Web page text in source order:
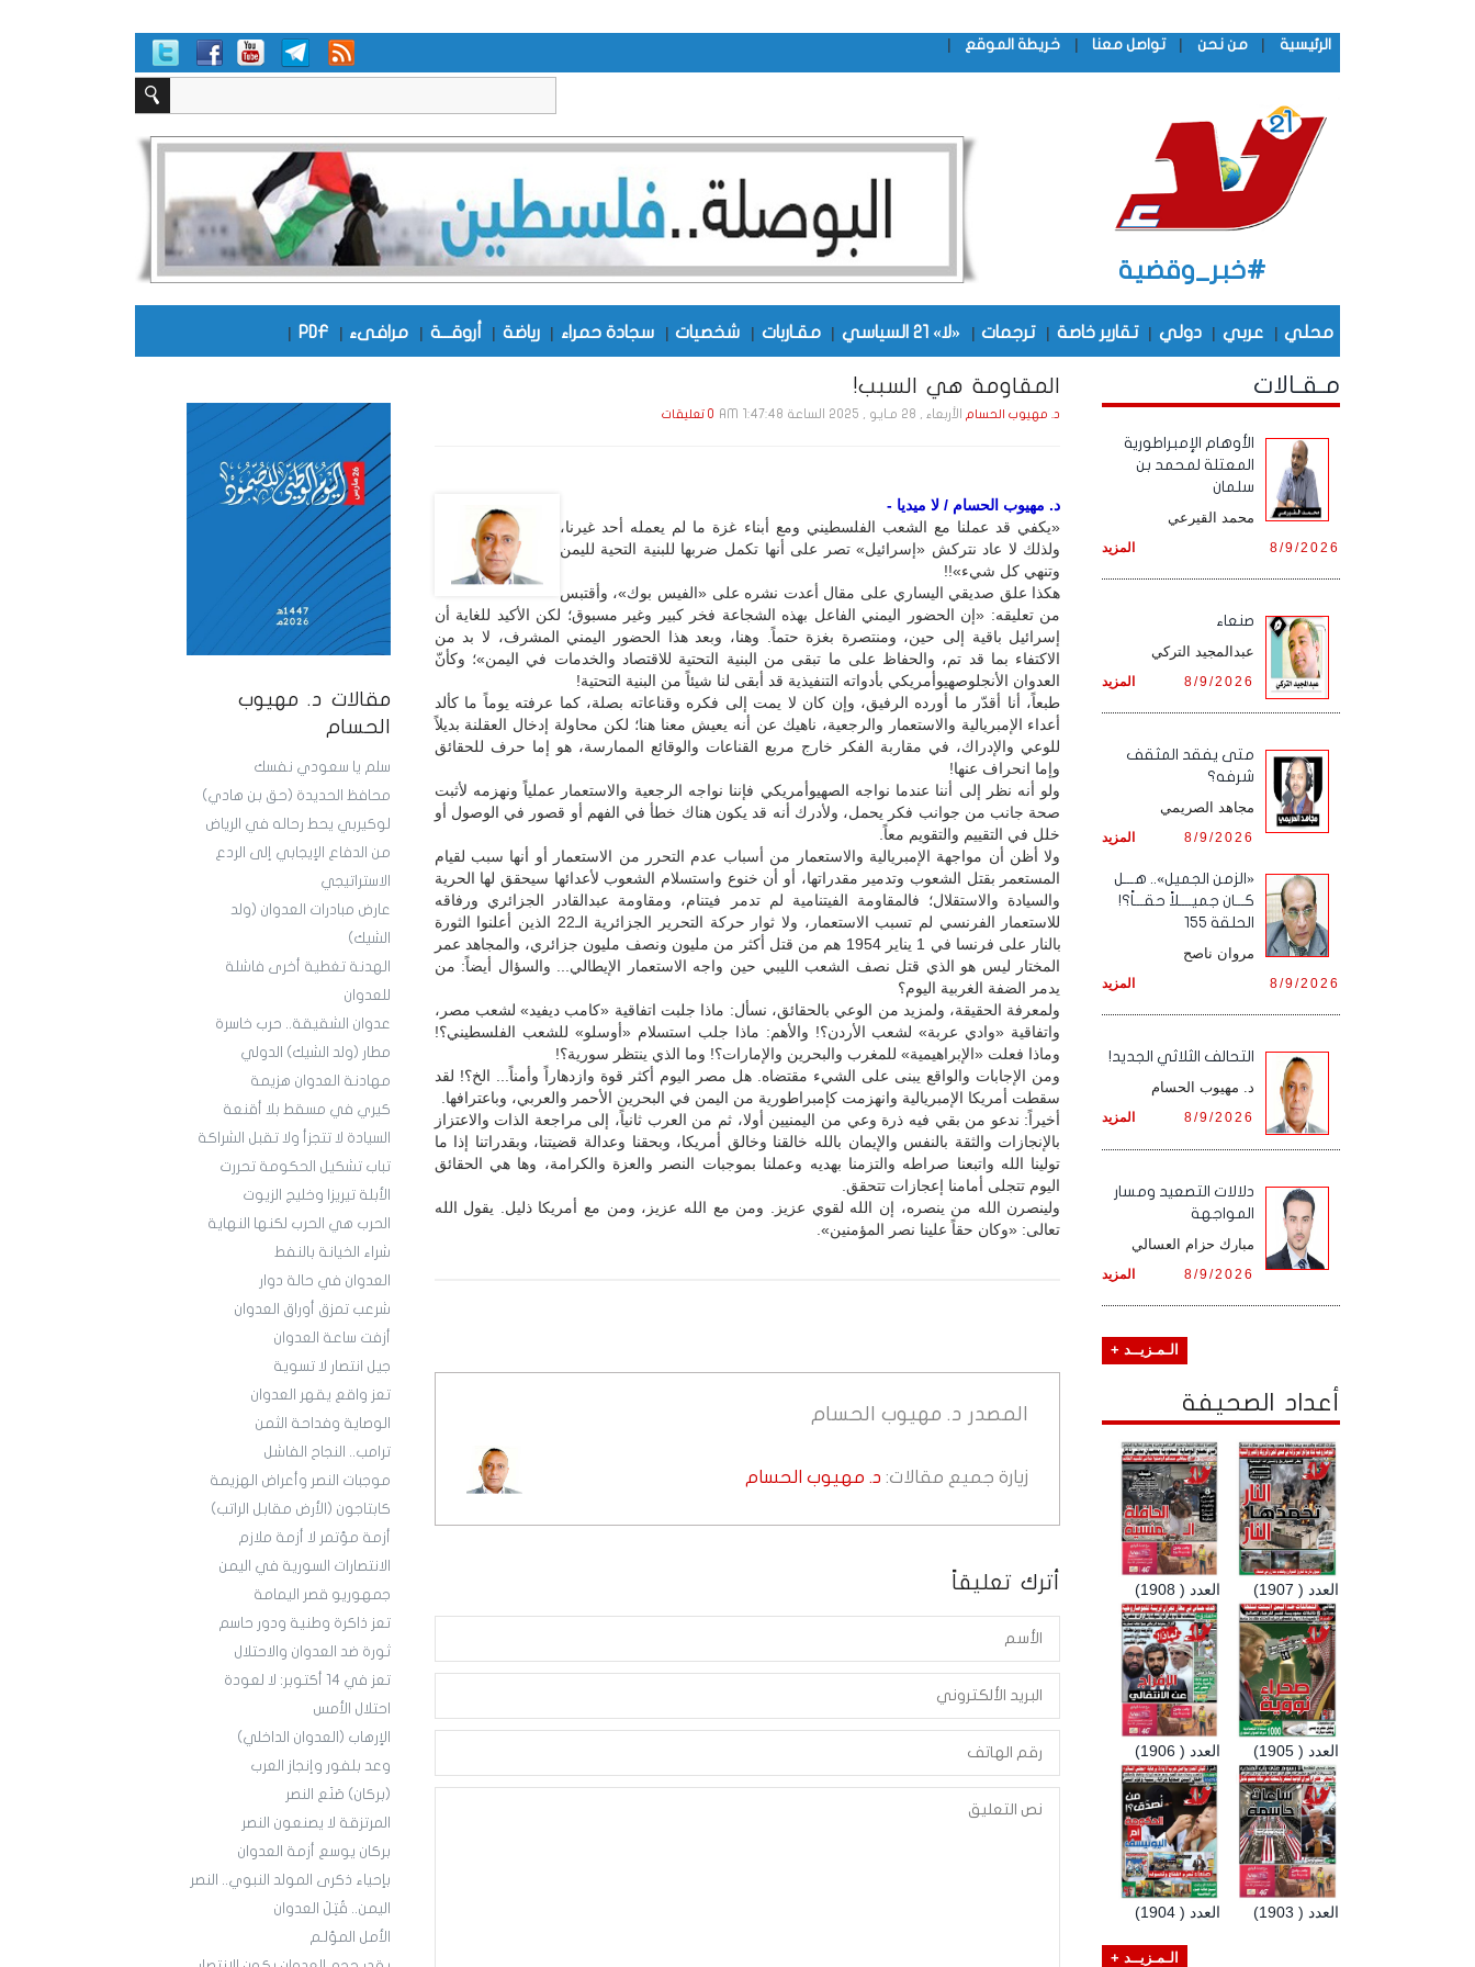
الرئيسية | من نحن | تواصل معنا | خريطة الموقع |
#خبر_وقضية
محلي | عربي | دولي | تقارير خاصة | ترجمات | «لا» 21 السياسي | مقـاربات | شخصيات | سجادة حمراء | رياضة | أروقـــة | مرافىء |
PDF
|
مقالات د. مهيوب
الحسام
سلم يا سعودي نفسك
محافظ الحديدة (حق بن هادي)
لوكيربي يحط رحاله في الرياض
من الدفاع الإيجابي إلى الردع
الاستراتيجي
عارض مبادرات العدوان (ولد
الشيك)
الهدنة تغطية أخرى فاشلة
للعدوان
عدوان الشقيقة.. حرب خاسرة
مطار (ولد الشيك) الدولي
مهادنة العدوان هزيمة
كيري في مسقط بلا أقنعة
السيادة لا تتجزأ ولا تقبل الشراكة
تباب تشكيل الحكومة تحررت
الأبلة تيريزا وخليج الزيوت
الحرب هي الحرب لكنها النهاية
شراء الخيانة بالنفط
العدوان في حالة دوار
شرعب تمزق أوراق العدوان
أزفت ساعة العدوان
جيل انتصار لا تسوية
تعز واقع يقهر العدوان
الوصاية وفداحة الثمن
ترامب.. النجاح الفاشل
موجبات النصر وأعراض الهزيمة
كابتاجون (الأرض مقابل الراتب)
أزمة مؤتمر لا أزمة ملازم
الانتصارات السورية في اليمن
جمهوريو قصر اليمامة
تعز ذاكرة وطنية ودور حاسم
ثورة ضد العدوان والاحتلال
تعز في 14 أكتوبر: لا لعودة
احتلال الأمس
الإرهاب (العدوان الداخلي)
وعد بلفور وإنجاز العرب
(بركان) صَنَع النصر
المرتزقة لا يصنعون النصر
بركان يوسع أزمة العدوان
بإحياء ذكرى المولد النبوي.. النصر
اليمن.. قُتِلَ العدوان
الأمل المؤلـم
المقاومة هي السبب!
د. مهيوب الحسام الأربعاء , 28 مـايـو , 2025 الساعة 1:47:48 AM 0 تعليقات
د. مهيوب الحسام / لا ميديا -
«يكفي قد عملنا مع الشعب الفلسطيني ومع أبناء غزة ما لم يعمله أحد غيرنا،
ولذلك لا عاد نتركش «إسرائيل» تصر على أنها تكمل ضربها للبنية التحية لليمن
وتنهي كل شيء»!!
هكذا علق صديقي اليساري على مقال أعدت نشره على «الفيس بوك»، وأقتبس
من تعليقه: «إن الحضور اليمني الفاعل بهذه الشجاعة فخر كبير وغير مسبوق؛ لكن الأكيد للغاية أن
إسرائيل باقية إلى حين، ومنتصرة بغزة حتماً. وهنا، وبعد هذا الحضور اليمني المشرف، لا بد من
الاكتفاء بما قد تم، والحفاظ على ما تبقى من البنية التحتية للاقتصاد والخدمات في اليمن»؛ وكأنّ
العدوان الأنجلوصهيوأمريكي بأدواته التنفيذية قد أبقى لنا شيئاً من البنية التحتية!
طبعاً، أنا أقدّر ما أورده الرفيق، وإن كان لا يمت إلى فكره وقناعاته بصلة، كما عرفته يوماً ما كألد
أعداء الإمبريالية والاستعمار والرجعية، ناهيك عن أنه يعيش معنا هنا؛ لكن محاولة إدخال العقلنة بديلاً
للوعي والإدراك، في مقاربة الفكر خارج مربع القناعات والوقائع الممارسة، هو إما حرف للحقائق
وإما انحراف عنها!
ولو أنه نظر إلى أننا عندما نواجه الصهيوأمريكي فإننا نواجه الرجعية والاستعمار عملياً ونهزمه لأثبت
صحة جانب من جوانب فكر يحمل، ولأدرك أنه قد يكون هناك خطأ في الفهم أو قصور في الوصول أو
خلل في التقييم والتقويم معاً.
ولا أظن أن مواجهة الإمبريالية والاستعمار من أسباب عدم التحرر من الاستعمار أو أنها سبب لقيام
المستعمر بقتل الشعوب وتدمير مقدراتها، أو أن خنوع واستسلام الشعوب لأعدائها سيحقق لها الحرية
والسيادة والاستقلال؛ فالمقاومة الفيتنامية لم تدمر فيتنام، ومقاومة عبدالقادر الجزائري ورفاقه
للاستعمار الفرنسي لم تسبب الاستعمار، ولا ثوار حركة التحرير الجزائرية الـ22 الذين أعلنوا الثورة
بالنار على فرنسا في 1 يناير 1954 هم من قتل أكثر من مليون ونصف مليون جزائري، والمجاهد عمر
المختار ليس هو الذي قتل نصف الشعب الليبي حين واجه الاستعمار الإيطالي... والسؤال أيضاً: من
يدمر الضفة الغربية اليوم؟
ولمعرفة الحقيقة، ولمزيد من الوعي بالحقائق، نسأل: ماذا جلبت اتفاقية «كامب ديفيد» لشعب مصر،
واتفاقية «وادي عربة» لشعب الأردن؟! والأهم: ماذا جلب استسلام «أوسلو» للشعب الفلسطيني؟!
وماذا فعلت «الإبراهيمية» للمغرب والبحرين والإمارات؟! وما الذي ينتظر سورية؟!
ومن الإجابات والواقع يبنى على الشيء مقتضاه. هل مصر اليوم أكثر قوة وازدهاراً وأمناً... الخ؟! لقد
سقطت أمريكا الإمبريالية وانهزمت كإمبراطورية من اليمن في البحرين الأحمر والعربي، وباعترافها.
أخيراً: ندعو من بقي فيه ذرة وعي من اليمنيين أولا، ثم من العرب ثانياً، إلى مراجعة الذات والاعتزاز
بالإنجازات والثقة بالنفس والإيمان بالله خالقنا وخالق أمريكا، وبحقنا وعدالة قضيتنا، وبقدراتنا إذا ما
تولينا الله واتبعنا صراطه والتزمنا بهديه وعملنا بموجبات النصر والعزة والكرامة، وها هي الحقائق
اليوم تتجلى أمامنا إعجازات تتحقق.
ولينصرن الله من ينصره، إن الله لقوي عزيز. ومن مع الله عزيز، ومن مع أمريكا ذليل. يقول الله
تعالى: «وكان حقاً علينا نصر المؤمنين».
المصدر د. مهيوب الحسام
زيارة جميع مقالات: د. مهيوب الحسام
أترك تعليقاً
مـقـالات
الأوهام الإمبراطورية
المعتلة لمحمد بن
سلمان
محمد القيرعي
المزيد 8/9/2026
صنعاء
عبدالمجيد التركي
المزيد 8/9/2026
متى يفقد المثقف
شرفه؟
مجاهد الصريمي
المزيد 8/9/2026
«الزمن الجميل».. هـــل
كـــان جميــــلاً حقـــاً؟!
الحلقة 155
مروان ناصح
المزيد 8/9/2026
التحالف الثلاثي الجديد!
د. مهيوب الحسام
المزيد 8/9/2026
دلالات التصعيد ومسار
المواجهة
مبارك حزام العسالي
المزيد 8/9/2026
الـمـزيــد +
أعداد الصحيفة
العدد ( 1908) العدد ( 1907)
العدد ( 1906) العدد ( 1905)
العدد ( 1904) العدد ( 1903)
الـمـزيــد +